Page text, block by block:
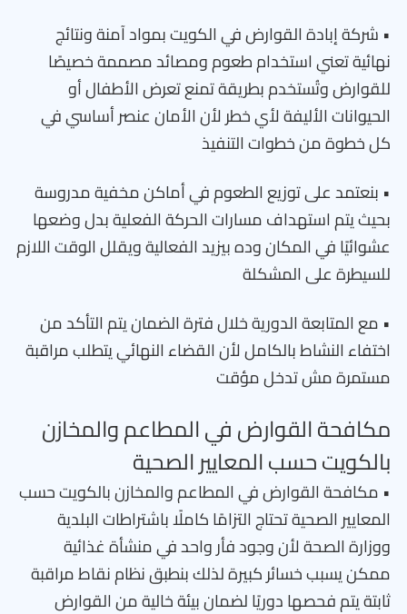
• شركة إبادة القوارض في الكويت بمواد آمنة ونتائج
نهائية تعني استخدام طعوم ومصائد مصممة خصيصًا
للقوارض وتُستخدم بطريقة تمنع تعرض الأطفال أو
الحيوانات الأليفة لأي خطر لأن الأمان عنصر أساسي في
كل خطوة من خطوات التنفيذ
• بنعتمد على توزيع الطعوم في أماكن مخفية مدروسة
بحيث يتم استهداف مسارات الحركة الفعلية بدل وضعها
عشوائيًا في المكان وده بيزيد الفعالية ويقلل الوقت اللازم
للسيطرة على المشكلة
• مع المتابعة الدورية خلال فترة الضمان يتم التأكد من
اختفاء النشاط بالكامل لأن القضاء النهائي يتطلب مراقبة
مستمرة مش تدخل مؤقت
مكافحة القوارض في المطاعم والمخازن
بالكويت حسب المعايير الصحية
• مكافحة القوارض في المطاعم والمخازن بالكويت حسب
المعايير الصحية تحتاج التزامًا كاملًا باشتراطات البلدية
ووزارة الصحة لأن وجود فأر واحد في منشأة غذائية
ممكن يسبب خسائر كبيرة لذلك بنطبق نظام نقاط مراقبة
ثابتة يتم فحصها دوريًا لضمان بيئة خالية من القوارض